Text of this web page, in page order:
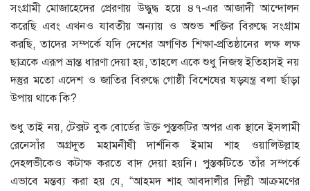
সংগ্রামী মোজাহেদের প্রেরণায় উদ্ধুদ্ধ হয়ে ৪৭-এর আজাদী আন্দোলন
করেছি এবং এখনও যাবতীয় অন্যায় ও অশুভ শক্তির বিরুদ্ধে সংগ্রাম
করছি, তাদের সম্পর্কে যদি দেশের অগণিত শিক্ষা-প্রতিষ্ঠানের লক্ষ লক্ষ
ছাত্রকে এরূপ ভ্রান্ত ধারণা দেয়া হয়, তাহলে একে শুধু নিজস্ব ইতিহাসই নয়
দস্তুর মতো এদেশ ও জাতির বিরুদ্ধে গোষ্ঠী বিশেষের ষড়যন্ত্র বলা র্ছাড়া
উপায় থাকে কি?
শুধু তাই নয়, টেক্সট বুক বোর্ডের উক্ত পুস্তকটির অপর এক স্থানে ইসলামী
রেনেসাঁর অগ্রদূত মহামনীষী দার্শনিক ইমাম শাহ ওয়ালিউল্লাহ
দেহলভীকেও কটাক্ষ করতে বাদ দেয়া হয়নি। পুস্তকটিতে তাঁর সম্পর্কে
এভাবে মন্তব্য করা হয় যে, “আহমদ শাহ আবদালীর দিল্লী আক্রমণের